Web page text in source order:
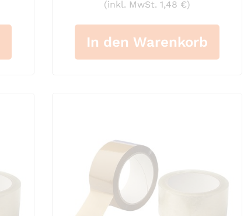
(inkl. MwSt. 1,48 €)
In den Warenkorb